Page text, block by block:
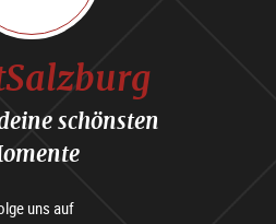
schönsten
uns auf